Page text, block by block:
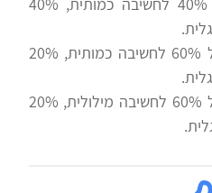
ציון בדגש כמותי: משקל של 60% לחשיבה כמותית, 20%
ציון בדגש מילולי: משקל של 60% לחשיבה מילולית, 20%